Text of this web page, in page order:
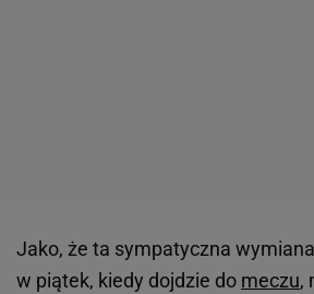
Jako, że ta sympatyczna
w piątek, kiedy dojdzie do meczu,